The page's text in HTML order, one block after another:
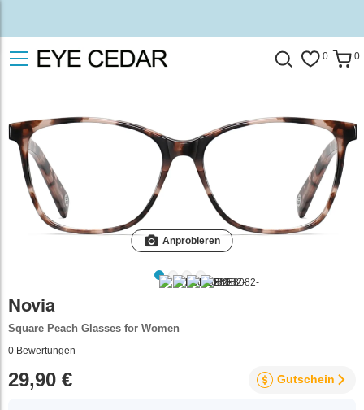
0 0
Anprobieren
Novia
Square Peach Glasses for Women
0 Bewertungen
29,90 € Gutschein